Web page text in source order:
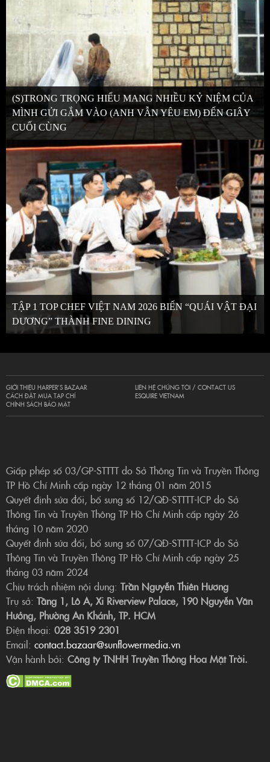
(S)TRONG TRỌNG HIẾU MANG NHIỀU KỶ NIỆM CỦA
MÌNH GỬI GẮM VÀO (ANH VẪN YÊU EM) ĐẾN GIÂY
CUỐI CÙNG
TẬP 1 TOP CHEF VIỆT NAM 2026 BIẾN “QUÁI VẬT ĐẠI
DƯƠNG” THÀNH FINE DINING
GIỚI THIỆU HARPER’S BAZAAR
CÁCH ĐẶT MUA TẠP CHÍ
CHÍNH SÁCH BẢO MẬT
LIÊN HỆ CHÚNG TÔI / CONTACT US
ESQUIRE VIETNAM
Giấp phép số 03/GP-STTTT do Sở Thông Tin và Truyền Thông
TP Hồ Chí Minh cấp ngày 12 tháng 01 năm 2015
Quyết định sửa đổi, bổ sung số 12/QĐ-STTTT-ICP do Sở
Thông Tin và Truyền Thông TP Hồ Chí Minh cấp ngày 26
tháng 10 năm 2020
Quyết định sửa đổi, bổ sung số 07/QĐ-STTTT-ICP do Sở
Thông Tin và Truyền Thông TP Hồ Chí Minh cấp ngày 25
tháng 03 năm 2024
Chịu trách nhiệm nội dung: Trần Nguyễn Thiên Hương
Trụ sở: Tầng 1, Lô A, Xi Riverview Palace, 190 Nguyễn Văn
Hưởng, Phường An Khánh, TP. HCM
Điện thoại: 028 3519 2301
Email: contact.bazaar@sunflowermedia.vn
Vận hành bởi: Công ty TNHH Truyền Thông Hoa Mặt Trời.